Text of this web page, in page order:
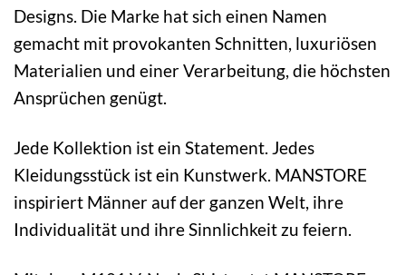
Designs. Die Marke hat sich einen Namen
gemacht mit provokanten Schnitten, luxuriösen
Materialien und einer Verarbeitung, die höchsten
Ansprüchen genügt.
Jede Kollektion ist ein Statement. Jedes
Kleidungsstück ist ein Kunstwerk. MANSTORE
inspiriert Männer auf der ganzen Welt, ihre
Individualität und ihre Sinnlichkeit zu feiern.